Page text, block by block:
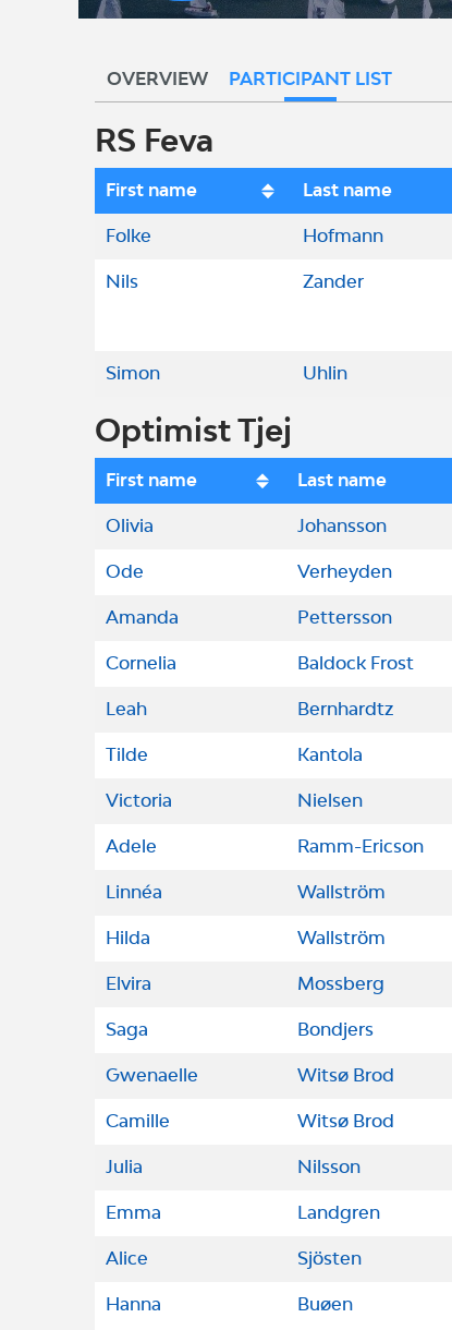
OVERVIEW PARTICIPANT LIST
RS Feva
First name Last name
Folke Hofmann
Nils Zander
Simon Uhlin
Optimist Tjej
First name Last name
Olivia Johansson
Ode Verheyden
Amanda Pettersson
Cornelia Baldock Frost
Leah Bernhardtz
Tilde Kantola
Victoria Nielsen
Adele Ramm-Ericson
Linnéa Wallström
Hilda Wallström
Elvira Mossberg
Saga Bondjers
Gwenaelle Witsø Brod
Camille Witsø Brod
Julia Nilsson
Emma Landgren
Alice Sjösten
Hanna Buøen